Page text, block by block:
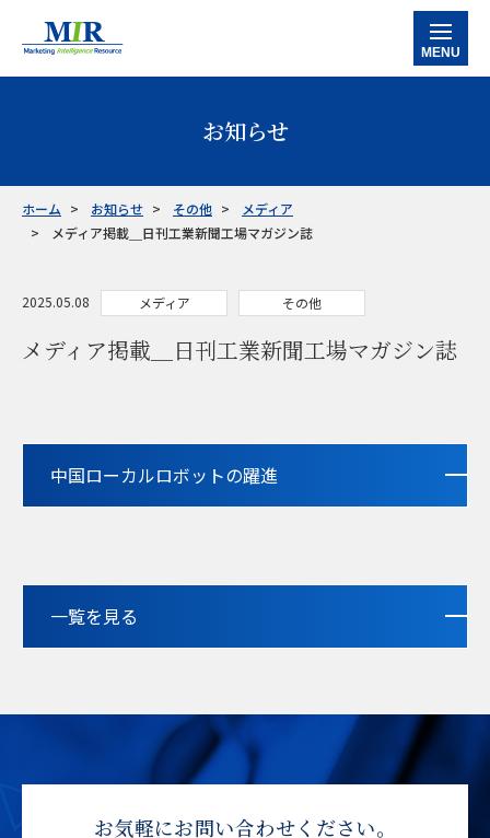
MENU
サービス
半導体
工作機械
産業別ロボット
ケミカル・素材
ファクトリーオートメーション
事例紹介
お知らせ
お知らせ
ホーム お知らせ その他
メディア
メディア掲載＿日刊工業新聞工場マガジン誌
2025.05.08 メディア その他
メディア掲載＿日刊工業新聞工場マガジン誌
中国ローカルロボットの躍進
一覧を見る
お気軽にお問い合わせください。